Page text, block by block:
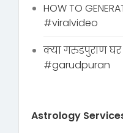
HOW TO
#viralvideo
क्या गरुडपुराण
#garudpuran
Astrology